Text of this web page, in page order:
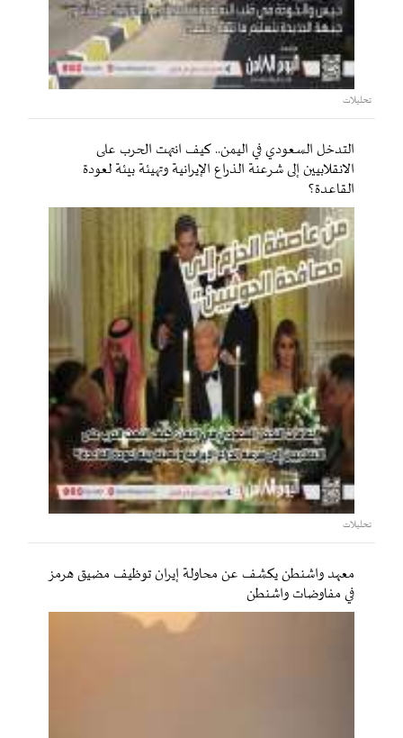
تحليلات
التدخل السعودي في اليمن.. كيف انتهت الحرب على
الانقلابيين إلى شرعنة الذراع الإيرانية وتهيئة بيئة لعودة
القاعدة؟
تحليلات
معهد واشنطن يكشف عن محاولة إيران توظيف مضيق هرمز
في مفاوضات واشنطن